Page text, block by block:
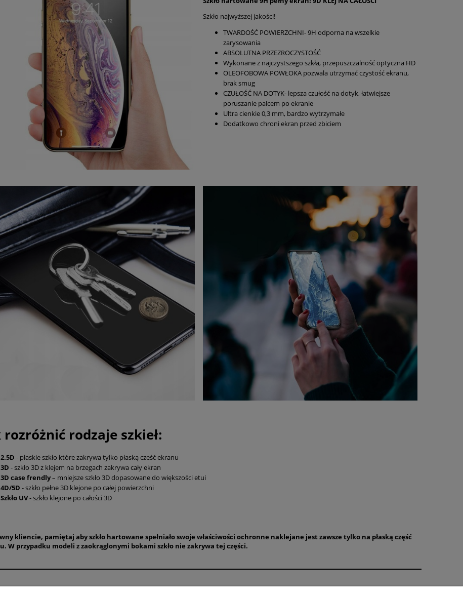
Szkło najwyższej jakości!
TWARDOŚĆ POWIERZCHNI- 9H odporna na wszelkie
zarysowania
ABSOLUTNA PRZEZROCZYSTOŚĆ
Wykonane z najczystszego szkła, przepuszczalność optyczna HD
OLEOFOBOWA POWŁOKA pozwala utrzymać czystość ekranu,
brak smug
CZUŁOŚĆ NA DOTYK- lepsza czułość na dotyk, łatwiejsze
poruszanie palcem po ekranie
Ultra cienkie 0,3 mm, bardzo wytrzymałe
Dodatkowo chroni ekran przed zbiciem
rozróżnić rodzaje szkieł:
2.5D - płaskie szkło które zakrywa tylko płaską cześć ekranu
3D - szkło 3D z klejem na brzegach zakrywa cały ekran
3D case frendly– mniejsze szkło 3D dopasowane do większości etui
4D/5D - szkło pełne 3D klejone po całej powierzchni
Szkło UV- szkło klejone po całości 3D
kliencie, pamiętaj aby szkło hartowane spełniało swoje właściwości ochronne naklejane jest zawsze tylko na płaską część
W przypadku modeli z zaokrąglonymi bokami szkło nie zakrywa tej części.